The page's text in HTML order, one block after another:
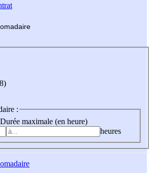
madaire
:
Durée maximale (en heure)
heures